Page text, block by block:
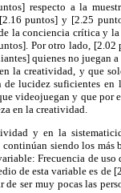
respecto a la
puntos] y [2.25
la conciencia crítica y
Por otro lado,
quienes no juegan
la creatividad, y que
lucidez suficientes en
videojuegan y que por
en la creatividad.
y en la
siendo los
Frecuencia de
de esta variable es de
ser muy pocas las